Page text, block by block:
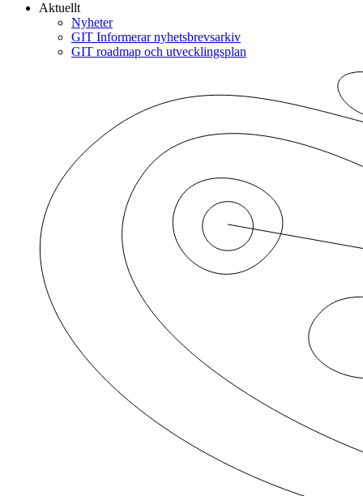
Aktuellt
Nyheter
GIT Informerar nyhetsbrevsarkiv
GIT roadmap och utvecklingsplan